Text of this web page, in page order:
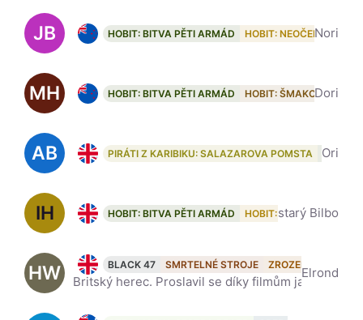
JB Jed Brophy
HOBIT: BITVA PĚTI ARMÁD HOBIT: NEOČEKÁVANÁ
Nori
MH Mark Hadlow
HOBIT: BITVA PĚTI ARMÁD HOBIT: ŠMAKOVA
Dori
AB Adam Brown, 46
PIRÁTI Z KARIBIKU: SALAZAROVA POMSTA HOBIT:
Ori
IH Ian Holm, 94
HOBIT: BITVA PĚTI ARMÁD HOBIT: NEOČEKÁVANÁ
starý Bilbo
HW Hugo Weaving, 66
BLACK 47 SMRTELNÉ STROJE ZROZENÍ HRDINY
Britský herec. Proslavil se díky filmům jako například Dobrodružství Priscilly, královny pouště, Babe, Matrix (trilogie), Pán prstenů (trilogie). Dále hrál maskovaného "V" ve filmu V jako Vendetta a da
Elrond